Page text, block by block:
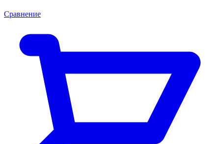
Сравнение